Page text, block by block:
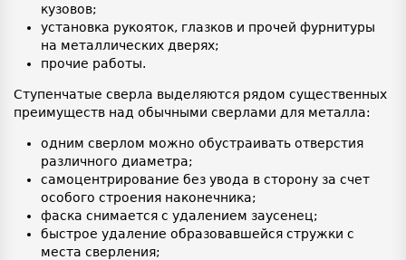
кузовов;
установка рукояток, глазков и прочей фурнитуры
на металлических дверях;
прочие работы.
Ступенчатые сверла выделяются рядом существенных
преимуществ над обычными сверлами для металла:
одним сверлом можно обустраивать отверстия
различного диаметра;
самоцентрирование без увода в сторону за счет
особого строения наконечника;
фаска снимается с удалением заусенец;
быстрое удаление образовавшейся стружки с
места сверления;